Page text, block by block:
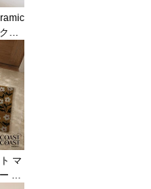
ス
欧
ッ
ラ
猫
ン
フ
イ
マ
花